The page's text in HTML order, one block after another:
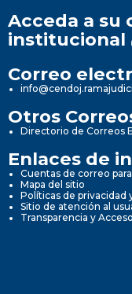
Acceda a su
institucional
Correo
Otros
Directorio de Correos
Enlaces de
Cuentas de correo
Mapa del sitio
Políticas de privacidad
Sitio de atención al
Transparencia y